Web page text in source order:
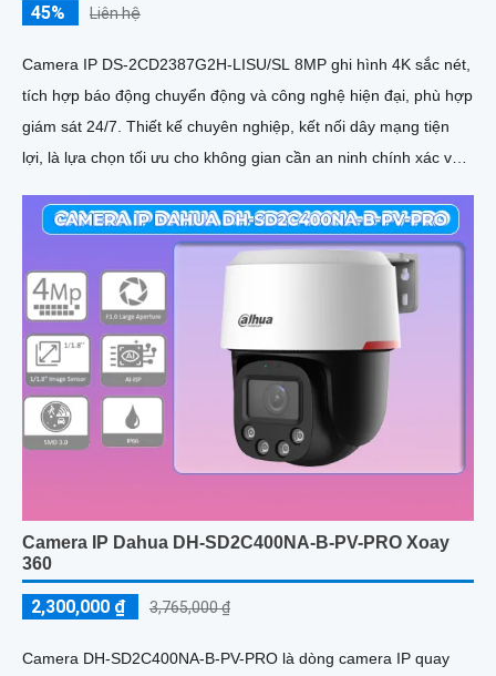
45% Liên hệ
Camera IP DS-2CD2387G2H-LISU/SL 8MP ghi hình 4K sắc nét,
tích hợp báo động chuyển động và công nghệ hiện đại, phù hợp
giám sát 24/7. Thiết kế chuyên nghiệp, kết nối dây mạng tiện
lợi, là lựa chọn tối ưu cho không gian cần an ninh chính xác và
Camera IP Dahua DH-SD2C400NA-B-PV-PRO Xoay
360
2,300,000 ₫ 3,765,000 ₫
Camera DH-SD2C400NA-B-PV-PRO là dòng camera IP quay